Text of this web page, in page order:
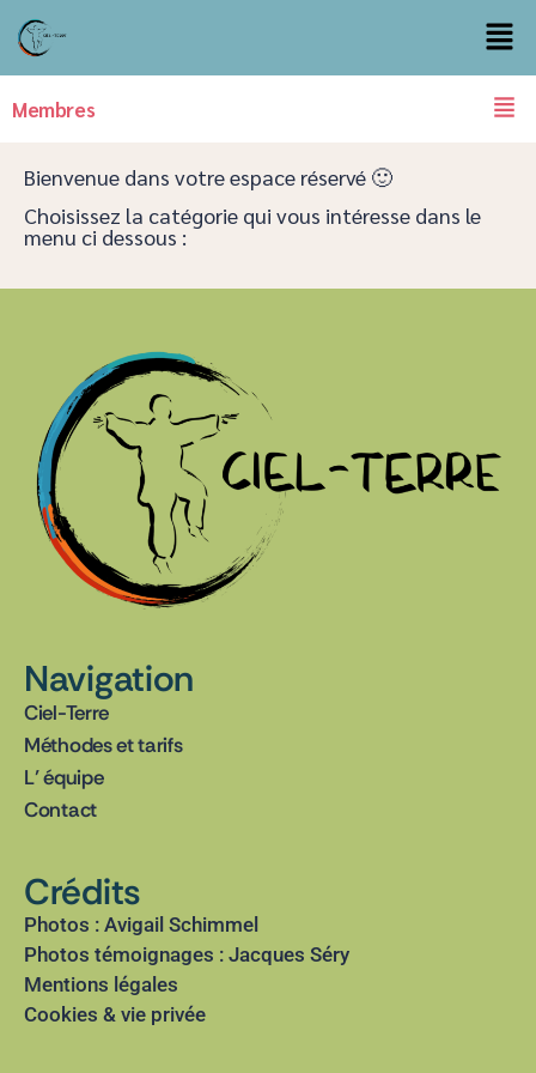
Membres
Bienvenue dans votre espace réservé 🙂
Choisissez la catégorie qui vous intéresse dans le
menu ci dessous :​​
Navigation
Ciel-Terre
Méthodes et tarifs
L’ équipe
Contact
Crédits
Photos : Avigail Schimmel
Photos témoignages : Jacques Séry
Mentions légales
Cookies & vie privée